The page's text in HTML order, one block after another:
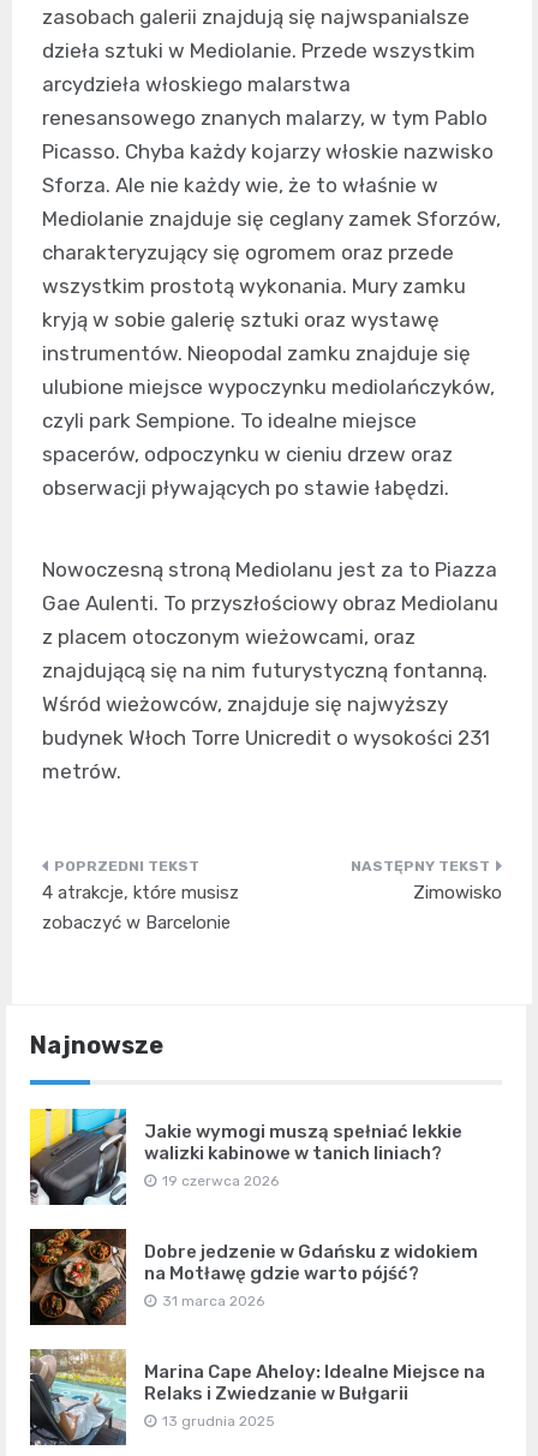
zasobach galerii znajdują się najwspanialsze
dzieła sztuki w Mediolanie. Przede wszystkim
arcydzieła włoskiego malarstwa
renesansowego znanych malarzy, w tym Pablo
Picasso. Chyba każdy kojarzy włoskie nazwisko
Sforza. Ale nie każdy wie, że to właśnie w
Mediolanie znajduje się ceglany zamek Sforzów,
charakteryzujący się ogromem oraz przede
wszystkim prostotą wykonania. Mury zamku
kryją w sobie galerię sztuki oraz wystawę
instrumentów. Nieopodal zamku znajduje się
ulubione miejsce wypoczynku mediolańczyków,
czyli park Sempione. To idealne miejsce
spacerów, odpoczynku w cieniu drzew oraz
obserwacji pływających po stawie łabędzi.
Nowoczesną stroną Mediolanu jest za to Piazza
Gae Aulenti. To przyszłościowy obraz Mediolanu
z placem otoczonym wieżowcami, oraz
znajdującą się na nim futurystyczną fontanną.
Wśród wieżowców, znajduje się najwyższy
budynek Włoch Torre Unicredit o wysokości 231
metrów.
Nawigacja
wpisu
4 atrakcje, które musisz
zobaczyć w Barcelonie
Zimowisko
Najnowsze
Jakie wymogi muszą spełniać lekkie
walizki kabinowe w tanich liniach?
19 czerwca 2026
Dobre jedzenie w Gdańsku z widokiem
na Motławę gdzie warto pójść?
31 marca 2026
Marina Cape Aheloy: Idealne Miejsce na
Relaks i Zwiedzanie w Bułgarii
13 grudnia 2025